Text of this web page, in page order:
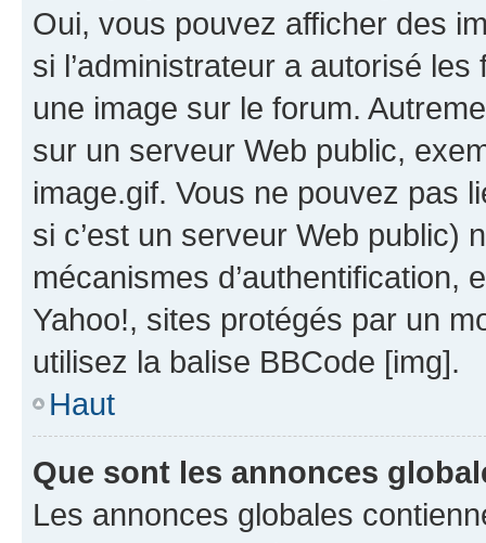
Oui, vous pouvez afficher des
si l’administrateur a autorisé
une image sur le forum.
sur un serveur Web public,
image.gif. Vous ne pouvez pas
si c’est un serveur Web public)
mécanismes d’authentification,
Yahoo!, sites protégés par un
utilisez la balise BBCode [img].
Haut
Que sont les annonces
Les annonces globales